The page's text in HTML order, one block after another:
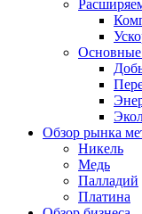
Обзор рынка
Никель
Медь
Палладий
Платина